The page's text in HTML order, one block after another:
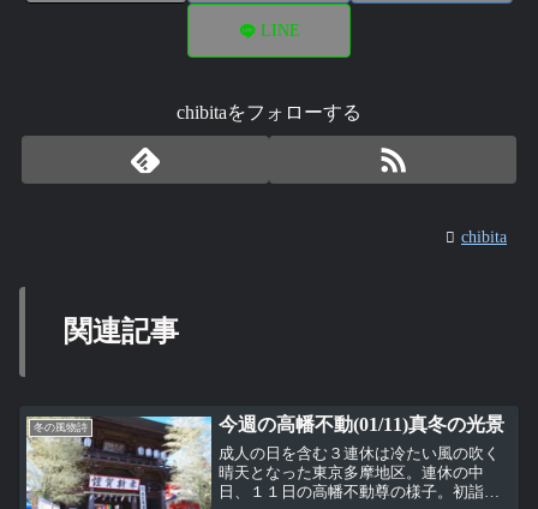
LINE
chibitaをフォローする
chibita
関連記事
冬の風物詩 今週の高幡不動(01/11)真冬の光景
成人の日を含む３連休は冷たい風の吹く
晴天となった東京多摩地区。連休の中
日、１１日の高幡不動尊の様子。初詣に